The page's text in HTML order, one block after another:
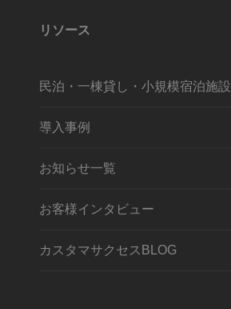
リソース
民泊・一棟貸し・小規模宿泊施設
導入事例
お知らせ一覧
お客様インタビュー
カスタマサクセスBLOG